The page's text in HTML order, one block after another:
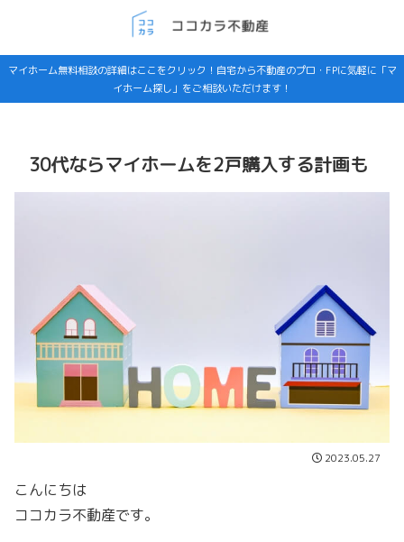
マイホーム無料相談の詳細はここをクリック！自宅から不動産のプロ・FPに気軽に「マ
イホーム探し」をご相談いただけます！
30代ならマイホームを2戸購入する計画も
2023.05.27
こんにちは
ココカラ不動産です。